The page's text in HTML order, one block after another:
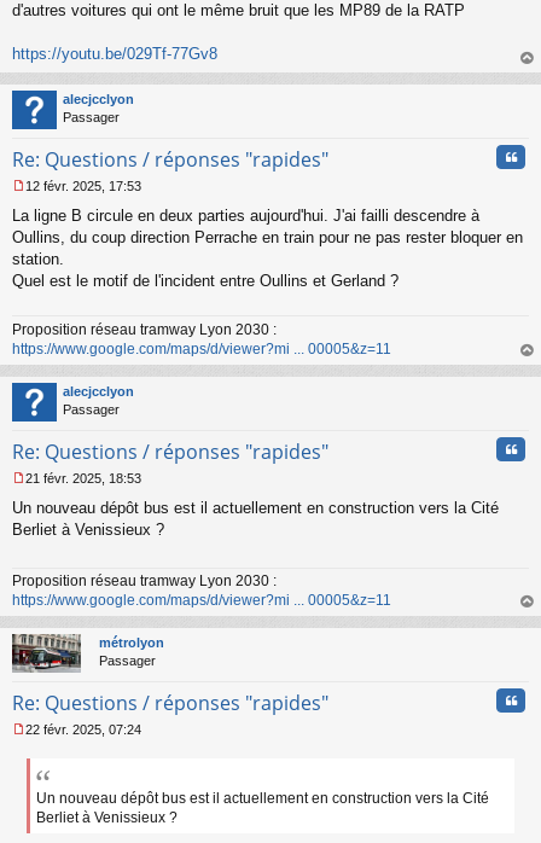
n
l
u
d'autres voitures qui ont le même bruit que les MP89 de la RATP
https://youtu.be/029Tf-77Gv8
au
alecjcclyon
Passager
Re: Questions / réponses "rapides"
e
s
s
g
n
o
n
l
u
12 févr. 2025, 17:53
La ligne B circule en deux parties aujourd'hui. J'ai failli descendre à
Oullins, du coup direction Perrache en train pour ne pas rester bloquer en
station.
Quel est le motif de l'incident entre Oullins et Gerland ?
Proposition réseau tramway Lyon 2030 :
https://www.google.com/maps/d/viewer?mi ... 00005&z=11
au
alecjcclyon
Passager
Re: Questions / réponses "rapides"
e
s
g
e
n
o
n
l
21 févr. 2025, 18:53
Un nouveau dépôt bus est il actuellement en construction vers la Cité
Berliet à Venissieux ?
Proposition réseau tramway Lyon 2030 :
https://www.google.com/maps/d/viewer?mi ... 00005&z=11
au
métrolyon
Passager
Re: Questions / réponses "rapides"
e
g
22 févr. 2025, 07:24
Un nouveau dépôt bus est il actuellement en construction vers la Cité
Berliet à Venissieux ?